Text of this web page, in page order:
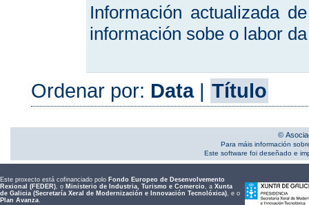
Información actualizada
información sobe o labor
Ordenar por: Data| Título
©
Para máis información
Este software foi deseñado e
Este proxecto está cofinanciado polo Fondo Europeo de Desenvolvemento
Rexional (FEDER), o Ministerio de Industria, Turismo e Comercio, a Xunta
de Galicia (Secretaría Xeral de Modernización e Innovación Tecnolóxica), e o
Plan Avanza.